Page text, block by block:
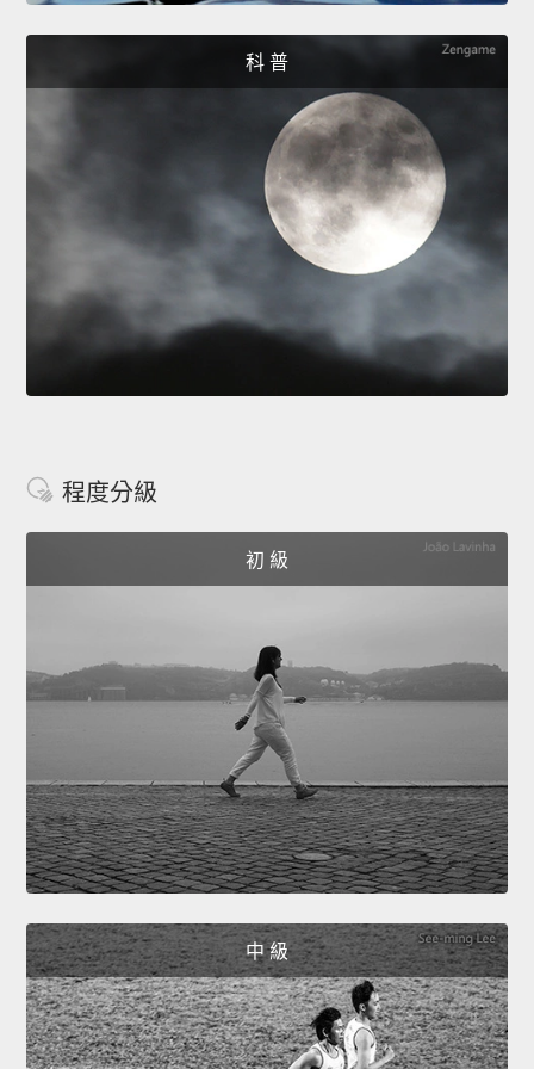
科 普
程度分級
初 級
中 級